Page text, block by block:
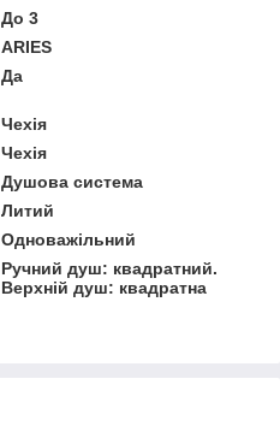
До 3
ARIES
Да
Чехія
Чехія
Душова система
Литий
Одноважільний
Ручний душ: квадратний.
Верхній душ: квадратна